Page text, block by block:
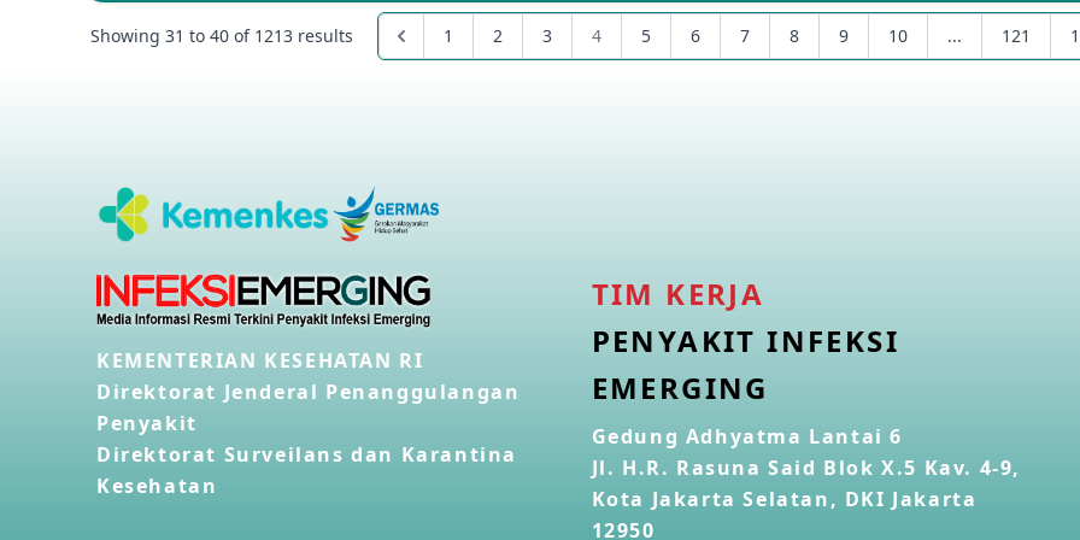
Showing 31 to 40 of 1213 results 1 2 3 4 5 6 7 8 9 10 ... 121
KEMENTERIAN KESEHATAN RI
Direktorat Jenderal Penanggulangan
Penyakit
Direktorat Surveilans dan Karantina
Kesehatan
TIM KERJA
PENYAKIT INFEKSI
EMERGING
Gedung Adhyatma Lantai 6
Jl. H.R. Rasuna Said Blok X.5 Kav. 4-9,
Kota Jakarta Selatan, DKI Jakarta
12950